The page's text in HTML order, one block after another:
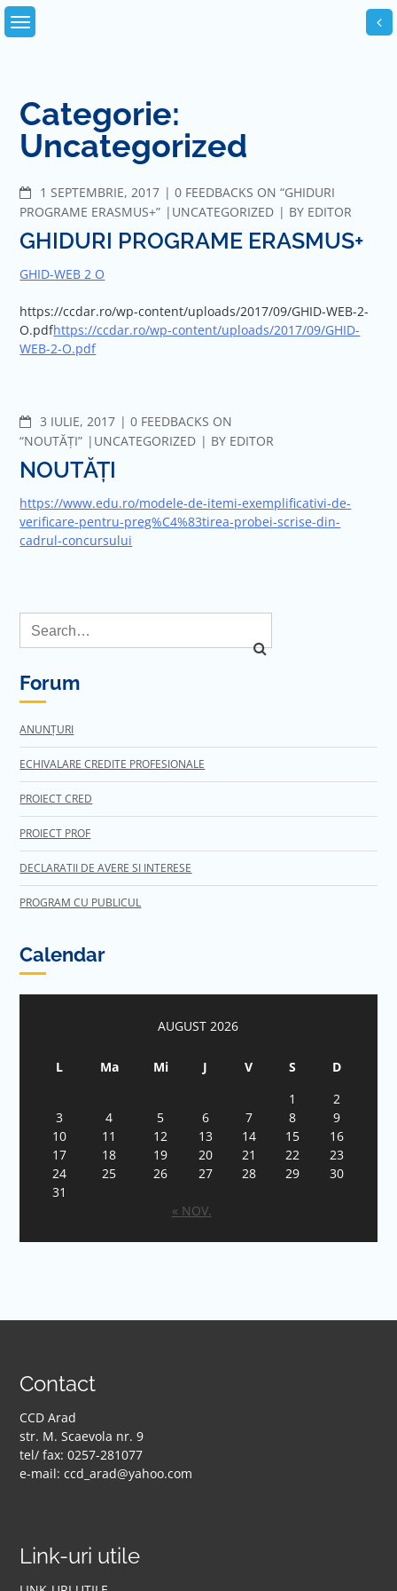
Skip
Categorie:
Uncategorized
1 SEPTEMBRIE, 2017 COMMENTS
0 FEEDBACKS ON “GHIDURI
PROGRAME ERASMUS+”
UNCATEGORIZED BY EDITOR
GHIDURI PROGRAME ERASMUS+
GHID-WEB 2 O
https://ccdar.ro/wp-content/uploads/2017/09/GHID-WEB-2-
O.pdfhttps://ccdar.ro/wp-content/uploads/2017/09/GHID-
WEB-2-O.pdf
3 IULIE, 2017 COMMENTS
0 FEEDBACKS ON
“NOUTĂȚI”
UNCATEGORIZED BY EDITOR
NOUTĂȚI
https://www.edu.ro/modele-de-itemi-exemplificativi-de-
verificare-pentru-preg%C4%83tirea-probei-scrise-din-
cadrul-concursului
Forum
ANUNȚURI
ECHIVALARE CREDITE PROFESIONALE
PROIECT CRED
PROIECT PROF
DECLARATII DE AVERE SI INTERESE
PROGRAM CU PUBLICUL
Calendar
AUGUST 2026
L Ma Mi J V S
D
1
2
3
4 5 6 7 8
9
10
11 12 13 14 15
16
17
18 19 20 21 22
23
24
25 26 27 28 29
30
31
« NOV.
Contact
CCD Arad
str. M. Scaevola nr. 9
tel/ fax: 0257-281077
e-mail: ccd_arad@yahoo.com
Link-uri utile